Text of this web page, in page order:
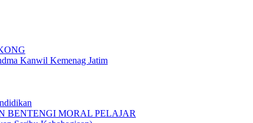
Kanwil Kemenag Jatim
BENTENGI MORAL PELAJAR